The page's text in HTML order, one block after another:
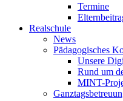
Termine
Realschule
News
Pädagogisches
Unsere
Rund um
MINT-